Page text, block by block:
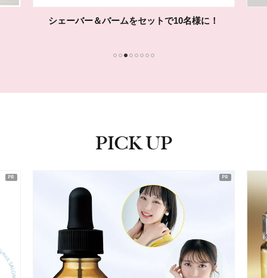
シェーバー＆バームをセットで10名様に！
PICK UP